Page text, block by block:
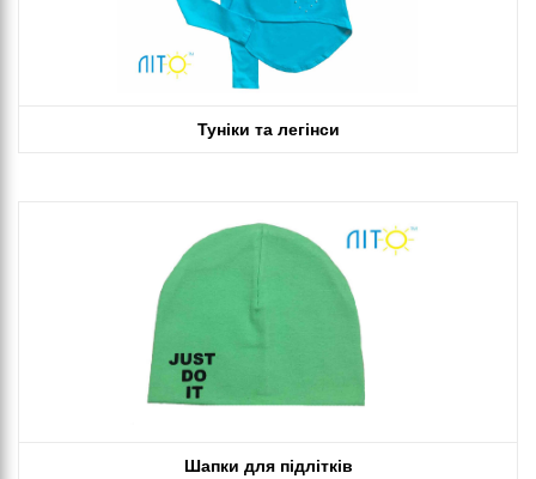
Туніки та легінси
Шапки для підлітків